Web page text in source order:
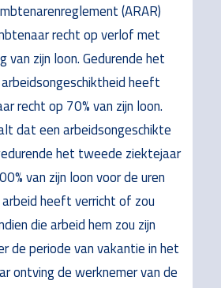
(ARAR)
recht op verlof met
van zijn loon. Gedurende het
heeft
recht op 70% van zijn loon.
dat een arbeidsongeschikte
het tweede ziektejaar
van zijn loon voor de uren
heeft verricht of zou
die arbeid hem zou zijn
de periode van vakantie in het
ontving de werknemer van de